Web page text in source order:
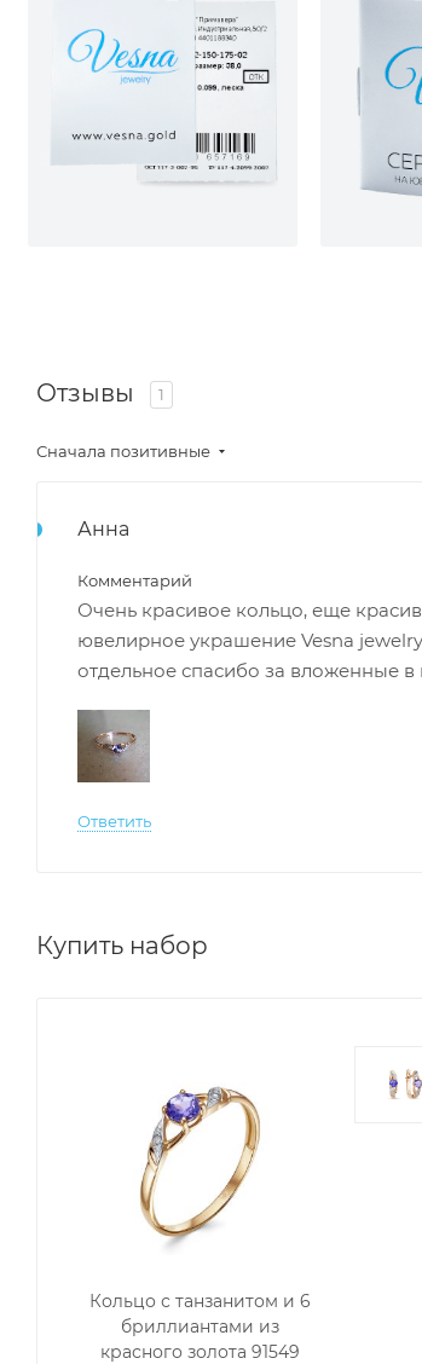
Отзывы 1
Сначала позитивные
Анна
Комментарий
Очень красивое кольцо, еще
ювелирное украшение Vesna
отдельное спасибо за вложенные
Ответить
Купить набор
Кольцо с танзанитом и 6
бриллиантами из
красного золота 91549